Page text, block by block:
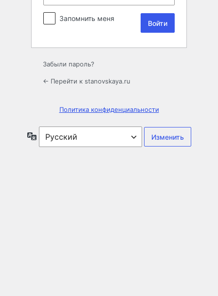
Запомнить меня
Забыли пароль?
← Перейти к stanovskaya.ru
Политика конфиденциальности
Язык